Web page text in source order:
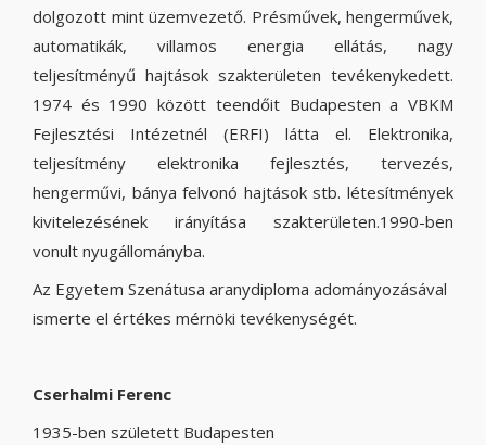
dolgozott mint üzemvezető. Présművek, hengerművek,
automatikák, villamos energia ellátás, nagy
teljesítményű hajtások szakterületen tevékenykedett.
1974 és 1990 között teendőit Budapesten a VBKM
Fejlesztési Intézetnél (ERFI) látta el. Elektronika,
teljesítmény elektronika fejlesztés, tervezés,
hengerművi, bánya felvonó hajtások stb. létesítmények
kivitelezésének irányítása szakterületen.1990-ben
vonult nyugállományba.
Az Egyetem Szenátusa aranydiploma adományozásával
ismerte el értékes mérnöki tevékenységét.
Cserhalmi Ferenc
1935-ben született Budapesten